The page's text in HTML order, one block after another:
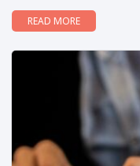
READ MORE